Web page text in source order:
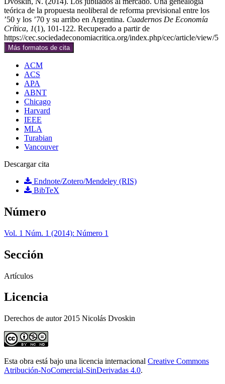
teórica de la propuesta neoliberal de reforma previsional entre los
’50 y los ’70 y su arribo en Argentina. Cuadernos De Economía
Crítica, 1(1), 101-122. Recuperado a partir de
https://cec.sociedadeconomiacritica.org/index.php/cec/article/view/5
Más formatos de cita
ACM
ACS
APA
ABNT
Chicago
Harvard
IEEE
MLA
Turabian
Vancouver
Descargar cita
Endnote/Zotero/Mendeley (RIS)
BibTeX
Número
Vol. 1 Núm. 1 (2014): Número 1
Sección
Artículos
Licencia
Derechos de autor 2015 Nicolás Dvoskin
Esta obra está bajo una licencia internacional Creative Commons
Atribución-NoComercial-SinDerivadas 4.0.